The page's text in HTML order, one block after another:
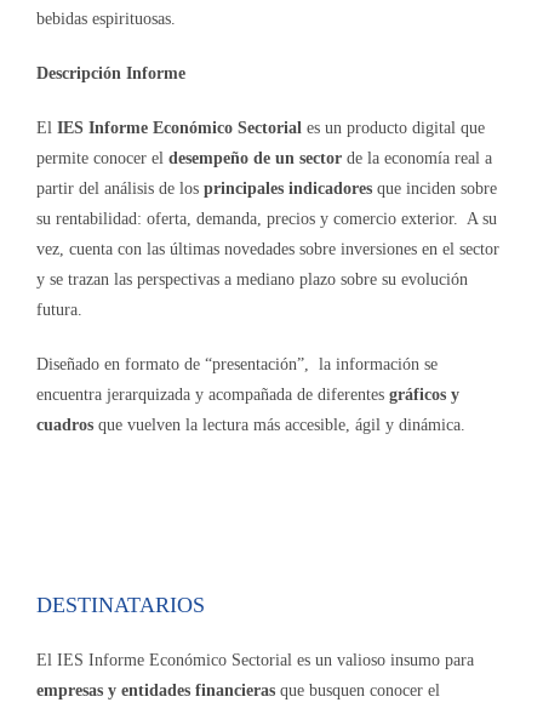
bebidas espirituosas.
Descripción Informe
El IES Informe Económico Sectorial es un producto digital que
permite conocer el desempeño de un sector de la economía real a
partir del análisis de los principales indicadores que inciden sobre
su rentabilidad: oferta, demanda, precios y comercio exterior. A su
vez, cuenta con las últimas novedades sobre inversiones en el sector
y se trazan las perspectivas a mediano plazo sobre su evolución
futura.
Diseñado en formato de “presentación”, la información se
encuentra jerarquizada y acompañada de diferentes gráficos y
cuadros que vuelven la lectura más accesible, ágil y dinámica.
DESTINATARIOS
El IES Informe Económico Sectorial es un valioso insumo para
empresas y entidades financieras que busquen conocer el